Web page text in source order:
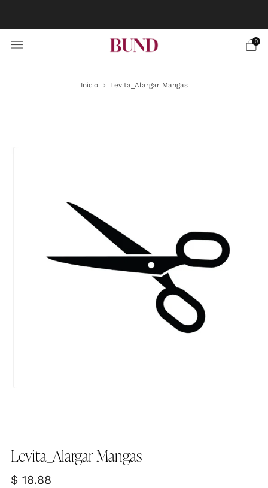
0
Inicio Levita_Alargar Mangas
Levita_Alargar Mangas
Precio
$ 18.88